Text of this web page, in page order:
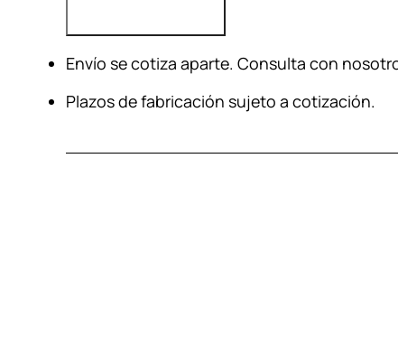
Envío se cotiza aparte. Consulta con
Plazos de fabricación sujeto a cotización.